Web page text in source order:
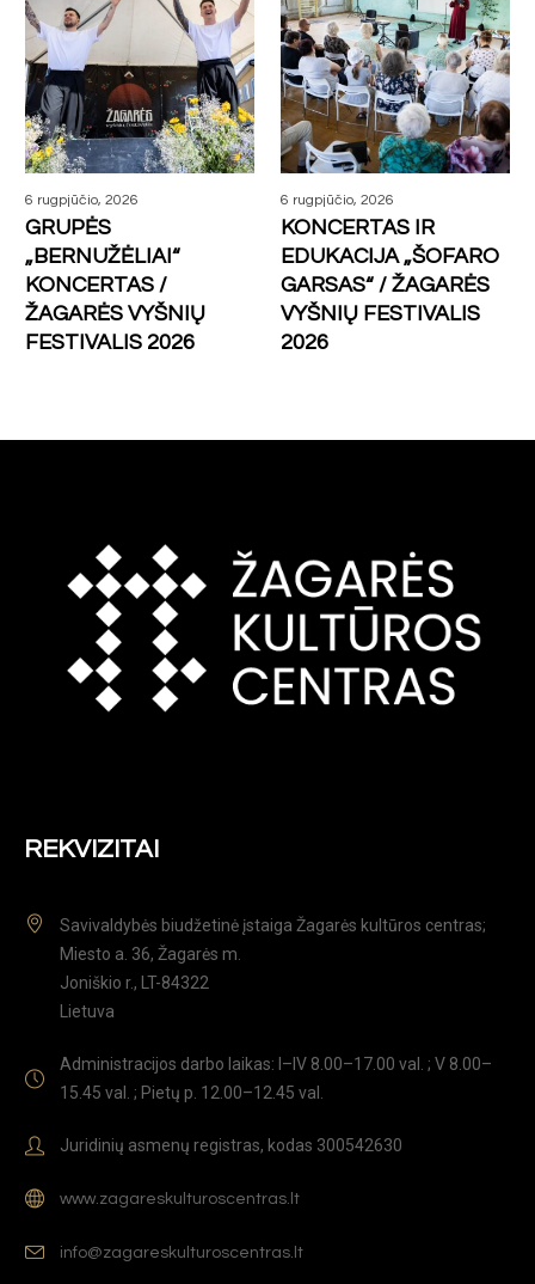
6 rugpjūčio, 2026
KONCERTAS IR
EDUKACIJA „ŠOFARO
GARSAS“ / ŽAGARĖS
VYŠNIŲ FESTIVALIS
2026
6 rugpjūčio, 2026
PENKTADIENIO
VAKARO KONCERTAI /
ŽAGARĖS VYŠNIŲ
FESTIVALIS 2026
REKVIZITAI
Savivaldybės biudžetinė įstaiga Žagarės kultūros centras;
Miesto a. 36, Žagarės m.
Joniškio r., LT-84322
Lietuva
Administracijos darbo laikas: I–IV 8.00–17.00 val. ; V 8.00–
15.45 val. ; Pietų p. 12.00–12.45 val.
Juridinių asmenų registras, kodas 300542630
www.zagareskulturoscentras.lt
info@zagareskulturoscentras.lt